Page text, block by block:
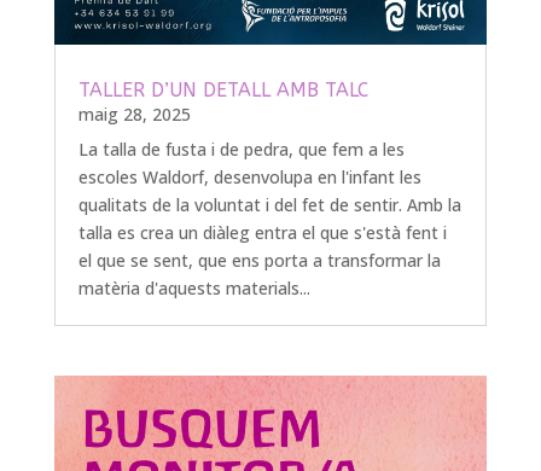
TALLER D’UN DETALL AMB TALC
maig 28, 2025
La talla de fusta i de pedra, que fem a les
escoles Waldorf, desenvolupa en l'infant les
qualitats de la voluntat i del fet de sentir. Amb la
talla es crea un diàleg entra el que s'està fent i
el que se sent, que ens porta a transformar la
matèria d'aquests materials...